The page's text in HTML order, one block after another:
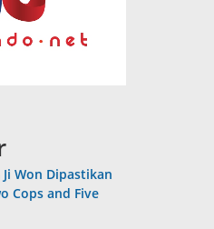
Won Dipastikan
Cops and Five